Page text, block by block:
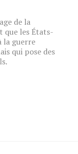
de la
que les États-
la guerre
qui pose des